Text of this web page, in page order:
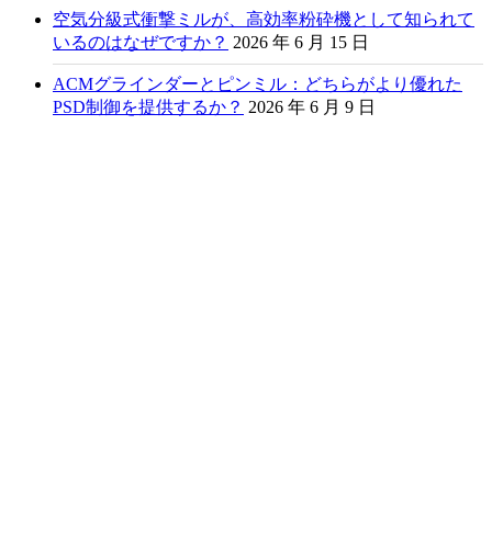
空気分級式衝撃ミルが、高効率粉砕機として知られて
いるのはなぜですか？ 2026 年 6 月 15 日
ACMグラインダーとピンミル：どちらがより優れた
PSD制御を提供するか？ 2026 年 6 月 9 日